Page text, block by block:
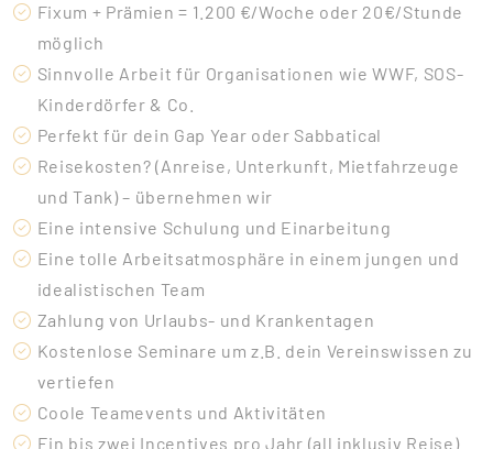
Fixum + Prämien = 1.200 €/Woche oder 20€/Stunde
möglich
Sinnvolle Arbeit für Organisationen wie WWF, SOS-
Kinderdörfer & Co.
Perfekt für dein Gap Year oder Sabbatical
Reisekosten? (Anreise, Unterkunft, Mietfahrzeuge
und Tank) – übernehmen wir
Eine intensive Schulung und Einarbeitung
Eine tolle Arbeitsatmosphäre in einem jungen und
idealistischen Team
Zahlung von Urlaubs- und Krankentagen
Kostenlose Seminare um z.B. dein Vereinswissen zu
vertiefen
Coole Teamevents und Aktivitäten
Ein bis zwei Incentives pro Jahr (all inklusiv Reise)